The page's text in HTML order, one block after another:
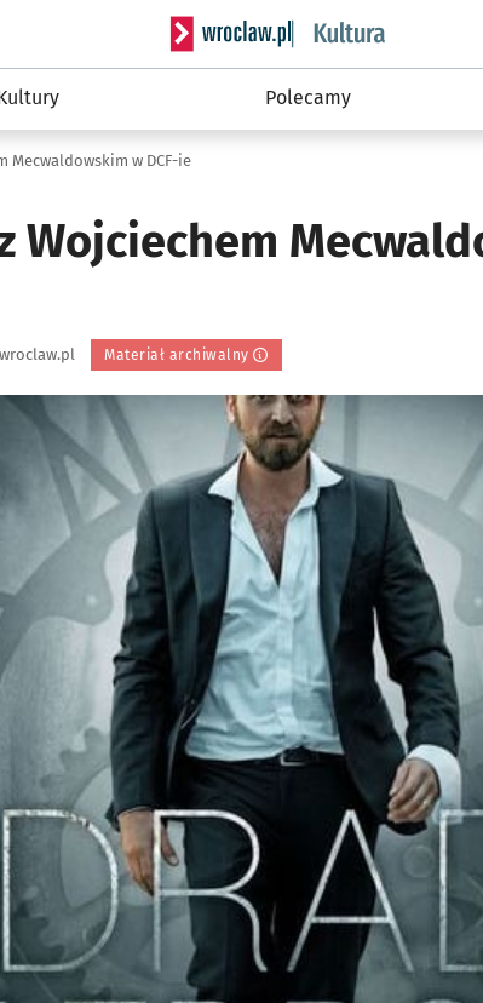
Serwis informacyjny wroclaw.pl
Polecamy
Mecwaldowskim w DCF-ie
Wojciechem
Materiał archiwalny